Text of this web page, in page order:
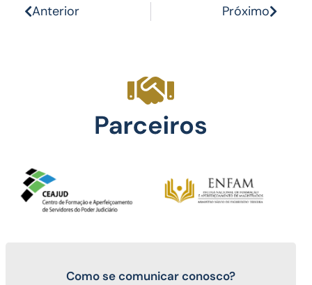
Anterior Próximo
Como se comunicar conosco?